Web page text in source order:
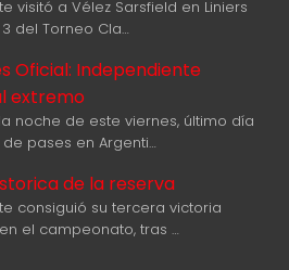
visitó a Vélez Sarsfield en Liniers
del Torneo Cla…
Oficial: Independiente
extremo
noche de este viernes, último día
pases en Argenti…
de la reserva
consiguió su tercera victoria
el campeonato, tras …